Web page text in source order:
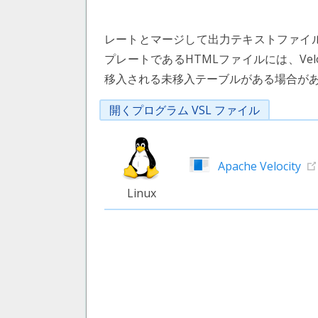
レートとマージして出力テキストファ
プレートであるHTMLファイルには、
移入される未移入テーブルがある場合が
開くプログラム VSL ファイル
Linux
Apache Velocity